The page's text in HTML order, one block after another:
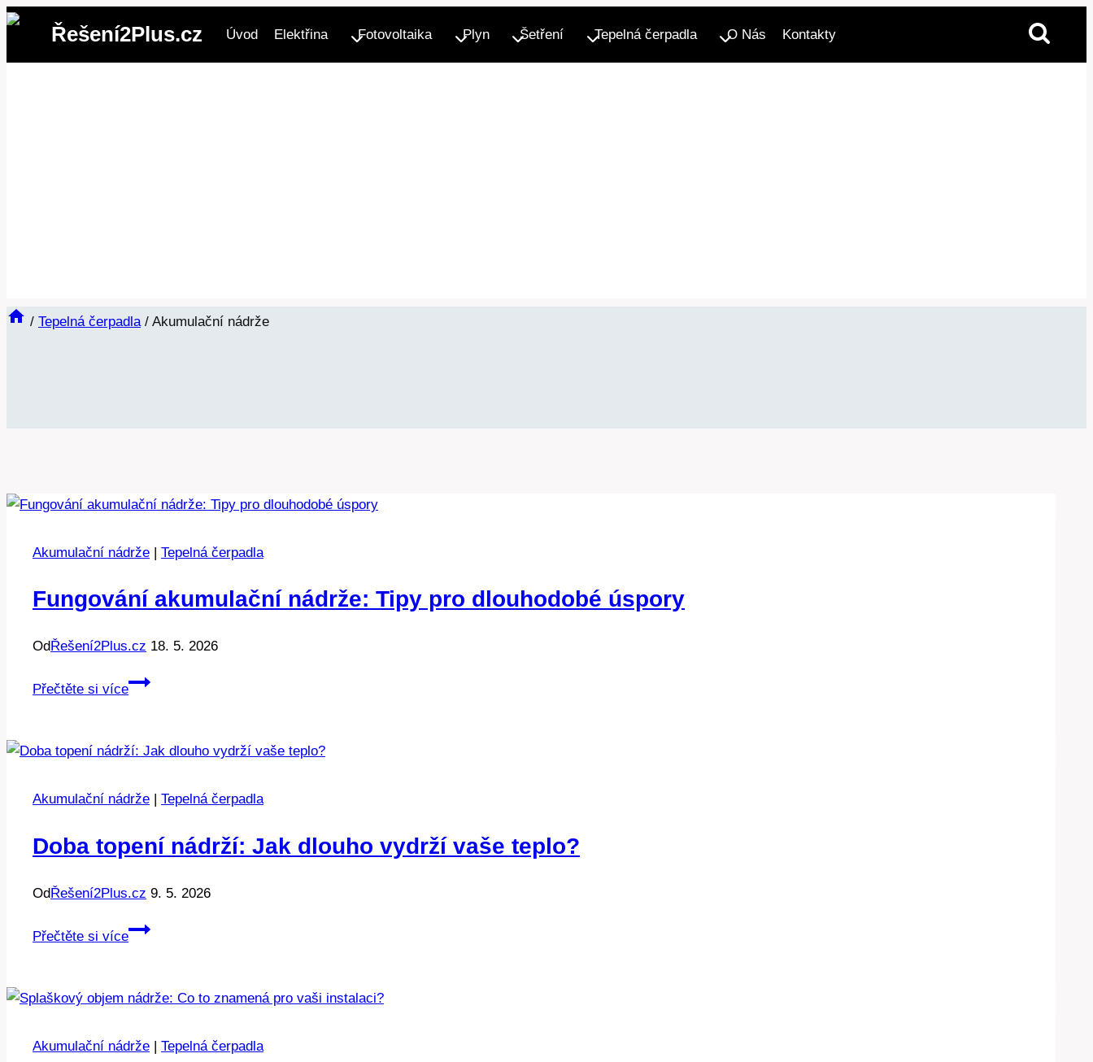
Přeskočit
obsah
Řešení2Plus.cz Úvod Elektřina Fotovoltaika Plyn Šetření Tepelná čerpadla O Nás Kontakty
/ Tepelná čerpadla / Akumulační nádrže
Akumulační nádrže | Tepelná čerpadla
Fungování akumulační nádrže: Tipy pro dlouhodobé úspory
Od Řešení2Plus.cz 18. 5. 2026
Přečtěte si více
Fungování
Tipy
dlouhodobé
Akumulační nádrže Tepelná čerpadla
Doba topení nádrží: Jak dlouho vydrží vaše teplo?
OdŘešení2Plus.cz 9. 5. 2026
Přečtěte si více
Doba
Jak
vydrží
Akumulační nádrže | Tepelná čerpadla